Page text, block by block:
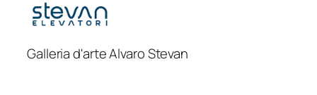
Galleria d'arte Alvaro Stevan